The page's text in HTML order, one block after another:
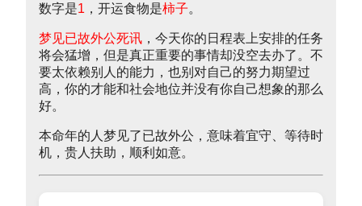
数字是1 ，开运食物是柿子。
梦见已故外公死讯 ，今天你的日程表上安排的任务
将会猛增，但是真正重要的事情却没空去办了。不
要太依赖别人的能力，也别对自己的努力期望过
高，你的才能和社会地位并没有你自己想象的那么
好。
本命年的人梦见了已故外公，意味着宜守、等待时
机，贵人扶助，顺利如意。